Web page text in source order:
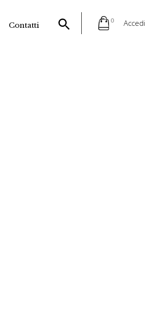
Contatti
0 Accedi